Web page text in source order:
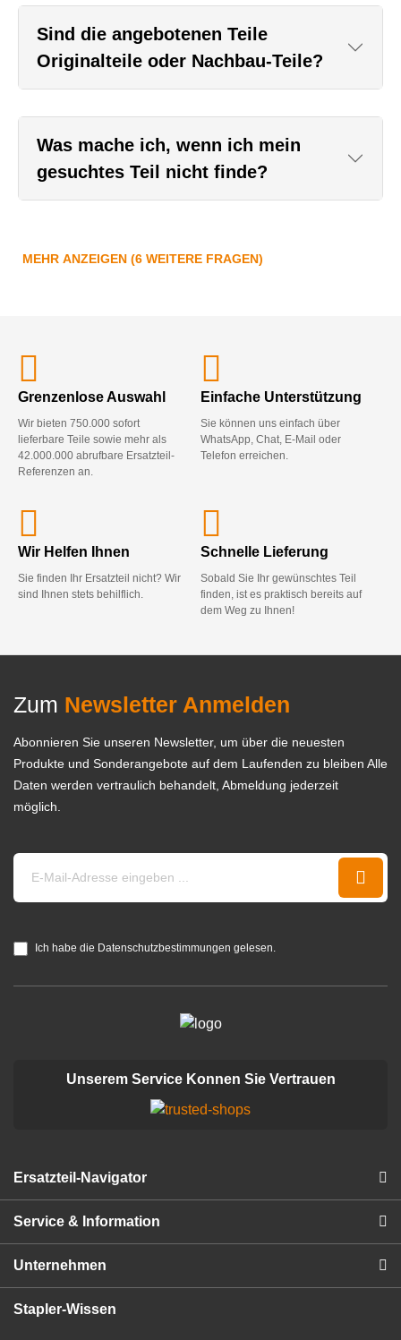
Sind die angebotenen Teile
Originalteile oder Nachbau-Teile?
Was mache ich, wenn ich mein
gesuchtes Teil nicht finde?
MEHR ANZEIGEN (6 WEITERE FRAGEN)
Grenzenlose Auswahl
Wir bieten 750.000 sofort
lieferbare Teile sowie mehr als
42.000.000 abrufbare Ersatzteil-
Referenzen an.
Einfache Unterstützung
Sie können uns einfach über
WhatsApp, Chat, E-Mail oder
Telefon erreichen.
Wir Helfen Ihnen
Sie finden Ihr Ersatzteil nicht? Wir
sind Ihnen stets behilflich.
Schnelle Lieferung
Sobald Sie Ihr gewünschtes Teil
finden, ist es praktisch bereits auf
dem Weg zu Ihnen!
Zum Newsletter Anmelden
Abonnieren Sie unseren Newsletter, um über die neuesten
Produkte und Sonderangebote auf dem Laufenden zu bleiben Alle
Daten werden vertraulich behandelt, Abmeldung jederzeit
möglich.
Ich habe die Datenschutzbestimmungen gelesen.
Unserem Service Konnen Sie Vertrauen
Ersatzteil-Navigator
Service & Information
Unternehmen
Stapler-Wissen